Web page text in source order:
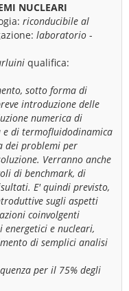
NUCLEARI
riconducibile al
laboratorio -
qualifica:
sotto forma di
introduzione delle
numerica di
di termofluidodinamica
dei problemi per
Verranno anche
di benchmark, di
E' quindi previsto,
sugli aspetti
coinvolgenti
e nucleari,
di semplici analisi
per il 75% degli